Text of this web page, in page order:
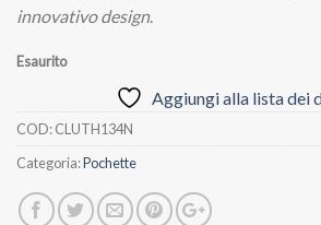
innovativo design.
Esaurito
Aggiungi alla lista dei
COD:CLUTH134N
Categoria:Pochette